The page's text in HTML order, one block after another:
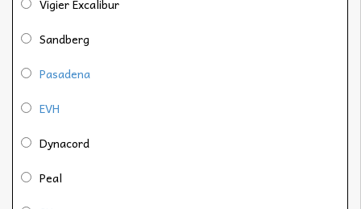
Vigier Excalibur
Sandberg
Pasadena
EVH
Dynacord
Peal